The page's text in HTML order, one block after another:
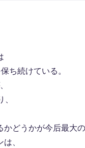
ち続けている。
かどうかが今后最大
、